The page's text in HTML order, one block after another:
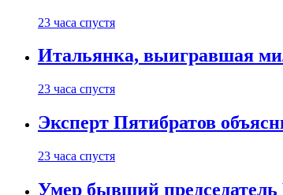
23 часа спустя
Итальянка, выигравшая
23 часа спустя
Эксперт Пятибратов
23 часа спустя
Умер бывший